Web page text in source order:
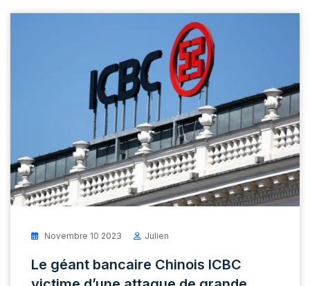
Novembre 10 2023 Julien
Le géant bancaire Chinois ICBC